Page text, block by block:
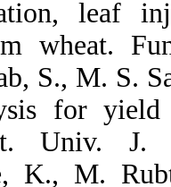
CO2
stressed
Genetic
spring